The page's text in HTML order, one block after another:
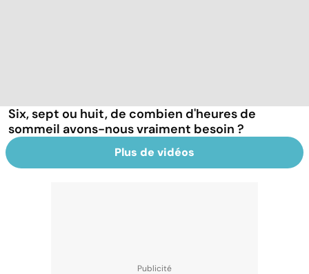
Six, sept ou huit, de combien d'heures de
sommeil avons-nous vraiment besoin ?
Plus de vidéos